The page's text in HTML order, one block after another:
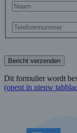
Bericht verzenden
Dit formulier wordt
(opent in nieuw